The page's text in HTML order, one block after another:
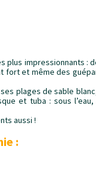
plus impressionnants :
fort et même des
plages de sable
et tuba : sous
aussi !
: